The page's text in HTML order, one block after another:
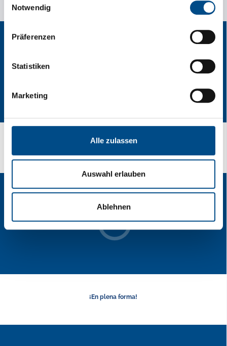
gesammelt haben.
Notwendig
Präferenzen
Statistiken
Marketing
Alle zulassen
Auswahl erlauben
Ablehnen
[Translate to Español:] Lust auf Speed?
¡En plena forma!